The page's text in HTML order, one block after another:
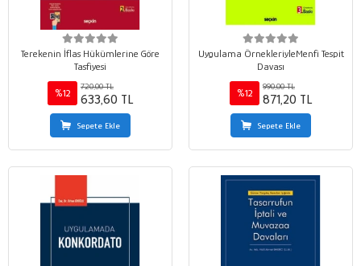
Terekenin İflas Hükümlerine Göre
Tasfiyesi
%12
720,00 TL
633,60 TL
Sepete Ekle
Uygulama ÖrnekleriyleMenfi Tespit
Davası
%12
990,00 TL
871,20 TL
Sepete Ekle